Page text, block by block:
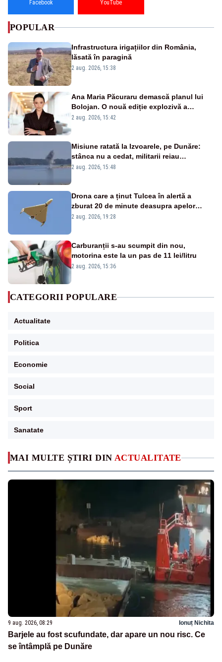
MAI MULTE ȘTIRI DIN ACTUALITATE
9 aug. 2026, 08:29 Ionuț Nichita
Barjele au fost scufundate, dar apare un nou risc. Ce
se întâmplă pe Dunăre
Facebook YouTube
POPULAR
Infrastructura irigațiilor din România,
lăsată în paragină
2 aug. 2026, 15:38
Ana Maria Păcuraru demască planul lui
Bolojan. O nouă ediție explozivă a
emisiunii „Miza Zilei” la Realitatea PLUS
2 aug. 2026, 15:42
Misiune ratată la Izvoarele, pe Dunăre:
stânca nu a cedat, militarii reiau
detonările luni – VIDEO
2 aug. 2026, 15:48
Drona care a ținut Tulcea în alertă a
zburat 20 de minute deasupra apelor
României. Au fost ridicate două F-16
2 aug. 2026, 19:28
Carburanții s-au scumpit din nou,
motorina este la un pas de 11 lei/litru
2 aug. 2026, 15:36
CATEGORII POPULARE
Actualitate
Politica
Economie
Social
Sport
Sanatate